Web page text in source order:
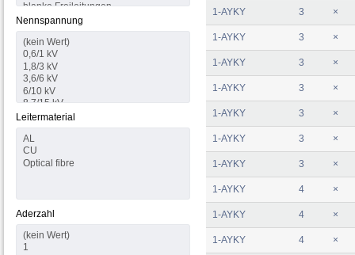
Nennspannung
Leitermaterial
Aderzahl
1-AYKY 3 ×
1-AYKY 3 ×
1-AYKY 3 ×
1-AYKY 3 ×
1-AYKY 3 ×
1-AYKY 3 ×
1-AYKY 3 ×
1-AYKY 4 ×
1-AYKY 4 ×
1-AYKY 4 ×